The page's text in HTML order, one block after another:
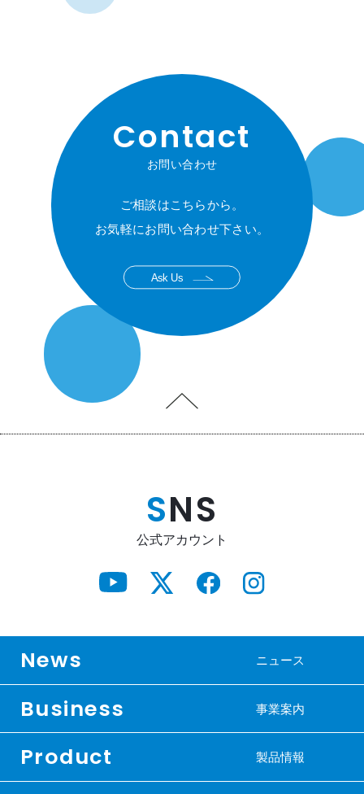
Contact
お問い合わせ
ご相談はこちらから。
お気軽にお問い合わせ下さい。
Ask Us
SNS
公式アカウント
News ニュース
Business 事業案内
Product 製品情報